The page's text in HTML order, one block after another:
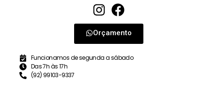
Orçamento
Funcionamos de segunda a sábado
Das 7h às 17h
(92) 99103-9337